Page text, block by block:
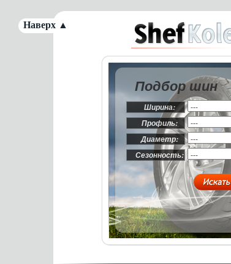
Подбор шин
Ширина:
Профиль:
Диаметр:
Сезонность:
Наверх ▲